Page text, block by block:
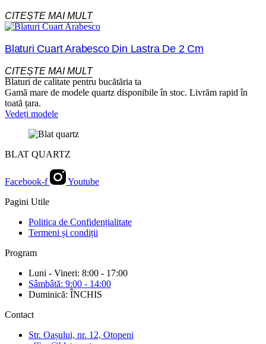
CITEȘTE MAI MULT
Blaturi Cuart Arabesco Din Lastra De 2 Cm
CITEȘTE MAI MULT
Blaturi de calitate pentru bucătăria ta
Gamă mare de modele quartz disponibile în stoc. Livrăm rapid în
toată țara.
Vedeți modele
BLAT QUARTZ
Facebook-f
Youtube
Pagini Utile
Politica de Confidențialitate
Termeni și condiții
Program
Luni - Vineri: 8:00 - 17:00
Sâmbâtă: 9:00 - 14:00
Duminică: ÎNCHIS
Contact
Str. Oașului, nr. 12, Otopeni